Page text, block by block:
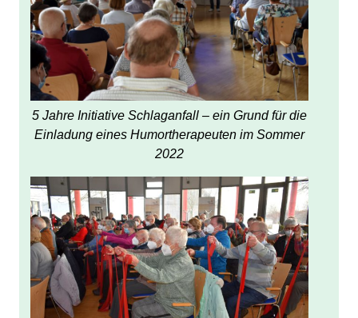
5 Jahre Initiative Schlaganfall – ein Grund für die
Einladung eines Humortherapeuten im Sommer
2022